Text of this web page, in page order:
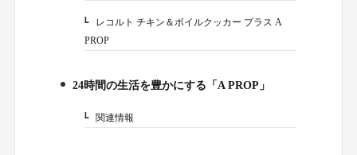
2-2.レコルト チキン＆ボイルクッカー プラス A
PROP
3.
24時間の生活を豊かにする「A PROP」
3-1.関連情報